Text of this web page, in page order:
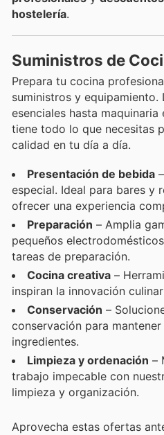
hostelería.
Suministros de
Prepara tu cocina
suministros y equipamiento.
esenciales hasta
tiene todo lo que necesitas
calidad en tu día a día.
Presentación de bebida
especial. Ideal para bares y
ofrecer una experiencia
Preparación – Amplia
pequeños
tareas de preparación.
Cocina creativa –
inspiran la innovación
Conservación –
conservación para
ingredientes.
Limpieza y ordenación –
trabajo impecable con
limpieza y organización.
Aprovecha estas ofertas